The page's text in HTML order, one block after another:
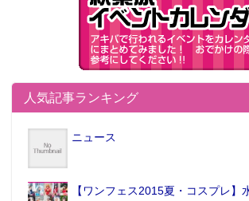
人気記事ランキング
ニュース
【ワンフェス2015夏・コスプレ】